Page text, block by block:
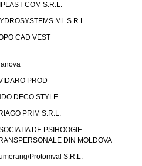
COM S.R.L.
ML S.R.L.
CAD VEST
PROD
DECO STYLE
PRIM S.R.L.
DE PSIHOOGIE
DIN MOLDOVA
Protomval S.R.L.